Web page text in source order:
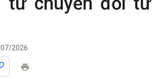
2026